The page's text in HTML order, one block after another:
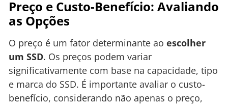
Preço e Custo-Benefício: Avaliando
as Opções
O preço é um fator determinante ao escolher
um SSD. Os preços podem variar
significativamente com base na capacidade, tipo
e marca do SSD. É importante avaliar o custo-
benefício, considerando não apenas o preço,